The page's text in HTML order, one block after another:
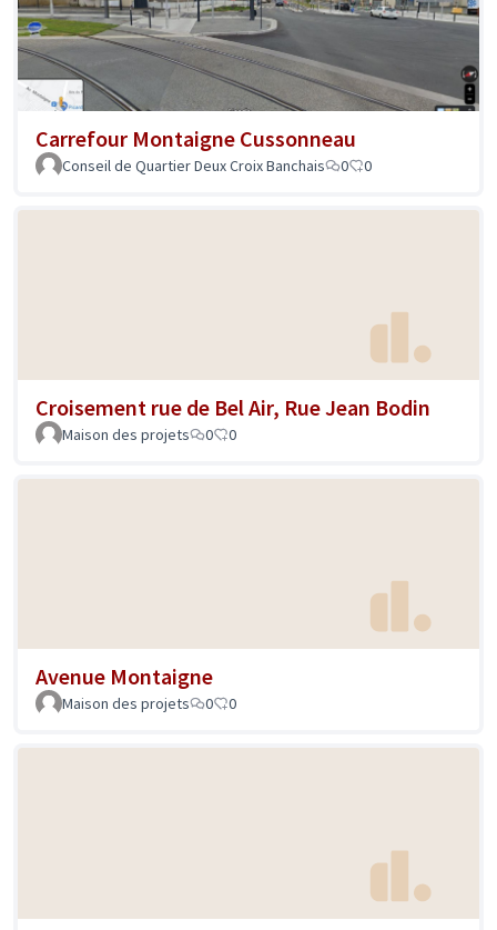
Carrefour Montaigne Cussonneau
Conseil de Quartier Deux Croix Banchais 0 0
Croisement rue de Bel Air, Rue Jean Bodin
Maison des projets 0 0
Avenue Montaigne
Maison des projets 0 0